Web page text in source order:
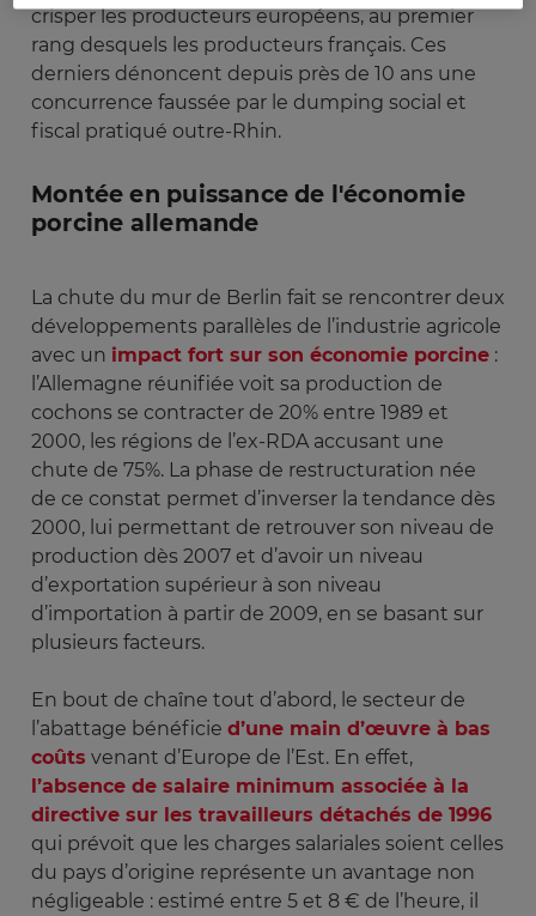
crisper les producteurs européens, au premier
rang desquels les producteurs français. Ces
derniers dénoncent depuis près de 10 ans une
concurrence faussée par le dumping social et
fiscal pratiqué outre-Rhin.
Montée en puissance de l'économie
porcine allemande
La chute du mur de Berlin fait se rencontrer deux
développements parallèles de l’industrie agricole
avec un impact fort sur son économie porcine :
l’Allemagne réunifiée voit sa production de
cochons se contracter de 20% entre 1989 et
2000, les régions de l’ex-RDA accusant une
chute de 75%. La phase de restructuration née
de ce constat permet d’inverser la tendance dès
2000, lui permettant de retrouver son niveau de
production dès 2007 et d’avoir un niveau
d’exportation supérieur à son niveau
d’importation à partir de 2009, en se basant sur
plusieurs facteurs.
En bout de chaîne tout d’abord, le secteur de
l’abattage bénéficie d’une main d’œuvre à bas
coûts venant d’Europe de l’Est. En effet,
l’absence de salaire minimum associée à la
directive sur les travailleurs détachés de 1996
qui prévoit que les charges salariales soient celles
du pays d’origine représente un avantage non
négligeable : estimé entre 5 et 8 € de l’heure, il